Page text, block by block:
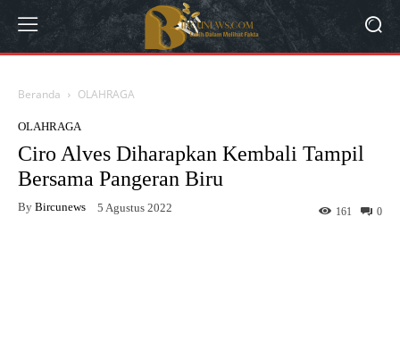
Beranda OLAHRAGA
OLAHRAGA
Ciro Alves Diharapkan Kembali Tampil
Bersama Pangeran Biru
By Bircunews 5 Agustus 2022 0
161